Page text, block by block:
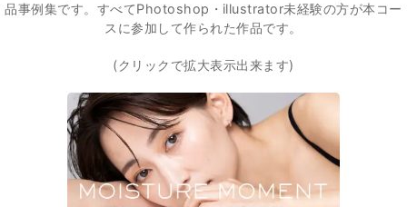
品事例集です。すべてPhotoshop・illustrator未経験の方が本コー
スに参加して作られた作品です。
(クリックで拡大表示出来ます)